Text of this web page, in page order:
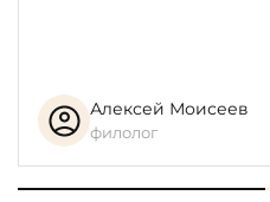
Алексей Моисеев
филолог